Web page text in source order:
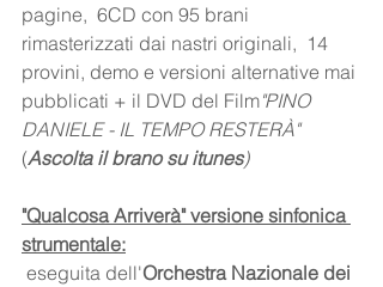
pagine,  6CD con 95 brani
rimasterizzati dai nastri originali,  14
provini, demo e versioni alternative mai
pubblicati + il DVD del Film"PINO
DANIELE - IL TEMPO RESTERÀ"
(Ascolta il brano su itunes)
"Qualcosa Arriverà" versione sinfonica
strumentale:
eseguita dell'Orchestra Nazionale dei